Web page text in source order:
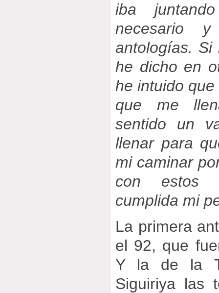
iba
necesario
antologías. Si
he dicho en
he intuido
que me
sentido un
llenar para
mi caminar
con estos
cumplida mi
La primera
el 92, que
Y la de la
Siguiriya las